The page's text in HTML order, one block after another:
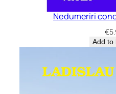
Nedumeriri
€
Add to